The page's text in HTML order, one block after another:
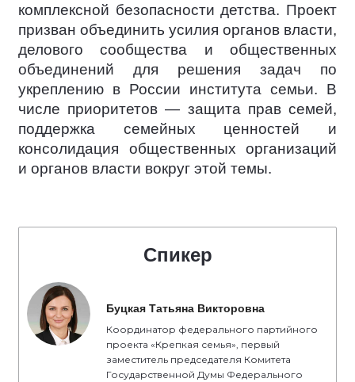
комплексной безопасности детства. Проект
призван объединить усилия органов власти,
делового сообщества и общественных
объединений для решения задач по
укреплению в России института семьи. В
числе приоритетов — защита прав семей,
поддержка семейных ценностей и
консолидация общественных организаций
и органов власти вокруг этой темы.
Спикер
Буцкая Татьяна Викторовна
Координатор федерального партийного
проекта «Крепкая семья», первый
заместитель председателя Комитета
Государственной Думы Федерального